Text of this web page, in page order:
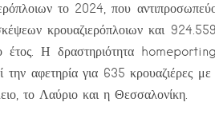
το 2024, που
κρουαζιερόπλοιων και
έτος. Η δραστηριότητα
την αφετηρία για 635 κρουαζιέρες
το Λαύριο και η Θεσσαλονίκη.